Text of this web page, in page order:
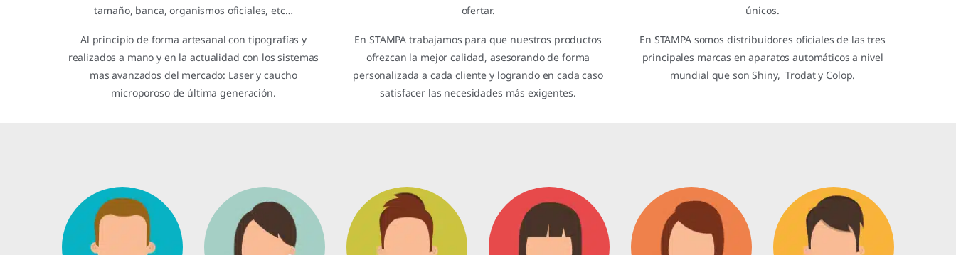
tamaño, banca, organismos oficiales, etc…
Al principio de forma artesanal con tipografías y
realizados a mano y en la actualidad con los sistemas
mas avanzados del mercado: Laser y caucho
microporoso de última generación.
ofertar.
En STAMPA trabajamos para que nuestros productos
ofrezcan la mejor calidad, asesorando de forma
personalizada a cada cliente y logrando en cada caso
satisfacer las necesidades más exigentes.
únicos.
En STAMPA somos distribuidores oficiales de las tres
principales marcas en aparatos automáticos a nivel
mundial que son Shiny, Trodat y Colop.